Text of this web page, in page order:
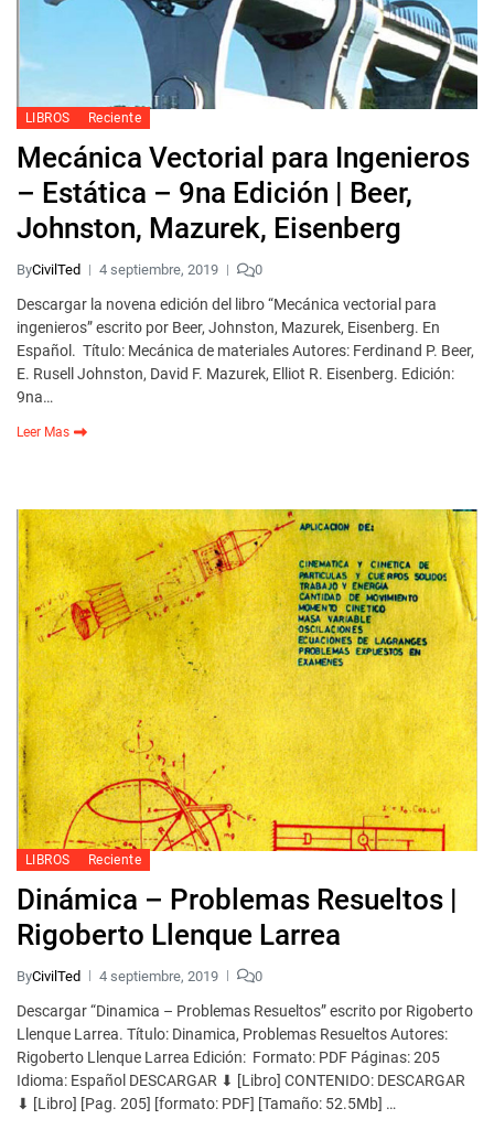
LIBROS Reciente
Mecánica Vectorial para Ingenieros
– Estática – 9na Edición | Beer,
Johnston, Mazurek, Eisenberg
ByCivilTed 4 septiembre, 2019 0
Descargar la novena edición del libro “Mecánica vectorial para
ingenieros” escrito por Beer, Johnston, Mazurek, Eisenberg. En
Español. Título: Mecánica de materiales Autores: Ferdinand P. Beer,
E. Rusell Johnston, David F. Mazurek, Elliot R. Eisenberg. Edición:
9na…
Leer Mas
LIBROS Reciente
Dinámica – Problemas Resueltos |
Rigoberto Llenque Larrea
ByCivilTed 4 septiembre, 2019 0
Descargar “Dinamica – Problemas Resueltos” escrito por Rigoberto
Llenque Larrea. Título: Dinamica, Problemas Resueltos Autores:
Rigoberto Llenque Larrea Edición: Formato: PDF Páginas: 205
Idioma: Español DESCARGAR ⬇ [Libro] CONTENIDO: DESCARGAR
⬇ [Libro] [Pag. 205] [formato: PDF] [Tamaño: 52.5Mb] …